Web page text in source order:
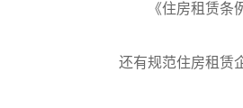
《住房租赁条
还有规范住房租赁